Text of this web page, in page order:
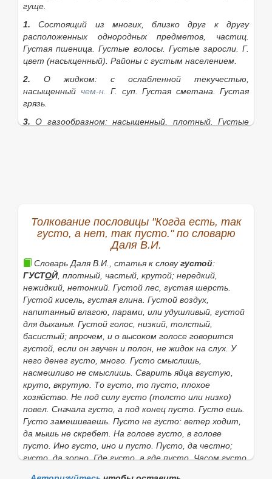
гуще.
1. Состоящий из многих, близко друг к другу
расположенных однородных предметов, частиц.
Густая пшеница. Густые волосы. Густые заросли. Г.
цвет (насыщенный). Районы с густым населением.
2. О жидком: с ослабленной текучестью,
насыщенный чем-н. Г. суп. Густая сметана. Густая
грязь.
3. О газообразном: насыщенный, плотный. Густые
этой формы:
Найти
Толкование пословицы "Когда есть, так
густо, а нет, так пусто." по словарю
Даля В.И.
Словарь Даля В.И., статья к словугустой:
ГУСТОЙ, плотный, частый, крутой; нередкий,
нежидкий, нетонкий. Густой лес, густая шерсть.
Густой кисель, густая глина. Густой воздух,
напитанный влагою, парами, или удушливый, густой
для дыханья. Густой голос, низкий, толстый,
басистый; впрочем, и о высоком голосе говорится
густой, если он звучен и полон, не жидок на слух. У
него денег густо, много. Густо смыслишь,
насмешливо не смыслишь. Сварить яйца вгустую,
круто, вкрутую. То густо, то пусто, плохое
хозяйство. Не под силу густо (толсто или низко)
повел. Сначала густо, а под конец пусто. Густо ешь.
Густо замешиваешь. Пусто не густо: ветер ходит,
да мышь не скребет. На голове густо, в голове
пусто. Ино густо, ино и пусто. Пусто, да честно;
густо, да зорно.Где густо, а где пусто. Часом густо,